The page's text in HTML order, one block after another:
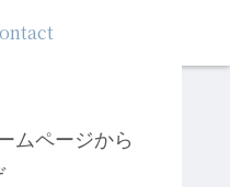
ムページから